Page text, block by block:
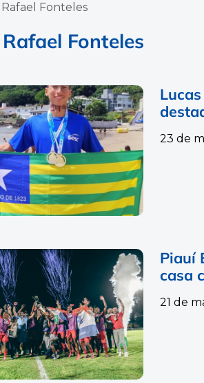
Rafael Fonteles
Fonteles
23 de
Piauí
casa
21 de